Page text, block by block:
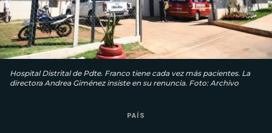
Hospital Distrital de Pdte. Franco tiene cada vez más pacientes. La
directora Andrea Giménez insiste en su renuncia. Foto: Archivo
PAÍS